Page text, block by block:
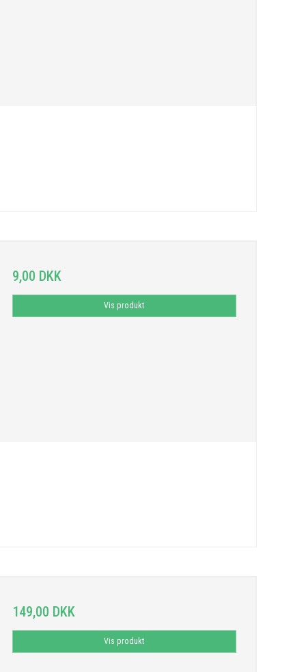
9,00 DKK
Vis produkt
149,00 DKK
Vis produkt